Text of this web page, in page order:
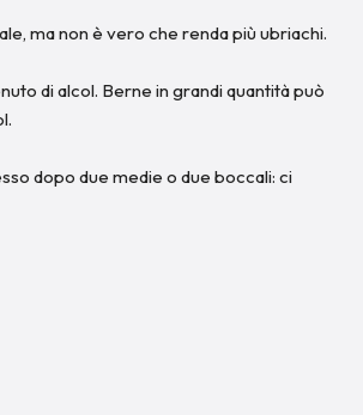
ma non è vero che renda più ubriachi.
di alcol. Berne in grandi quantità può
dopo due medie o due boccali: ci